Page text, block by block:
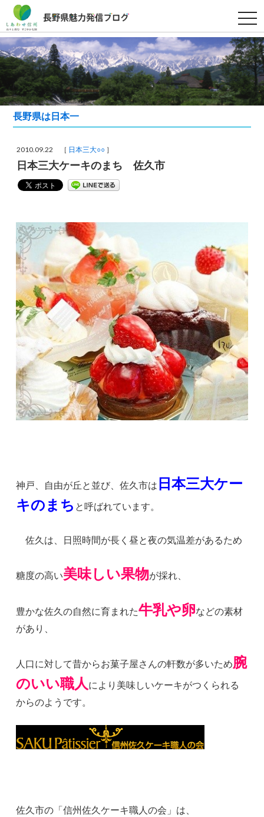
t
o
g
g
l
e
n
a
v
g
i
長野県は日本一
2010.09.22 ［ 日本三大○○ ］
日本三大ケーキのまち 佐久市
神戸、自由が丘と並び、佐久市は 日本三大ケー
キのまち と呼ばれています。
佐久は、日照時間が長く昼と夜の気温差があるため
糖度の高い美味しい果物が採れ、
豊かな佐久の自然に育まれた牛乳や卵などの素材
があり、
人口に対して昔からお菓子屋さんの軒数が多いため腕
のいい職人 により美味しいケーキがつくられる
からのようです。
佐久市の「信州佐久ケーキ職人の会」は、